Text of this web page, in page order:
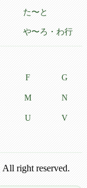
た〜と
や〜ろ・わ行
F G
M N
U V
All right reserved.